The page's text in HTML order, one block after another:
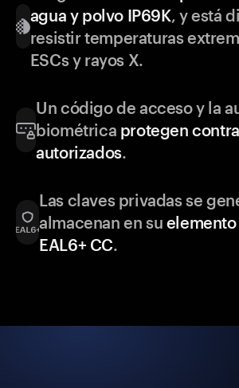
agua y polvo IP69K, y está
resistir temperaturas
ESCs y rayos X.
Un código de acceso y la
biométrica protegen
autorizados.
Las claves privadas se
almacenan en su
EAL6+ CC.